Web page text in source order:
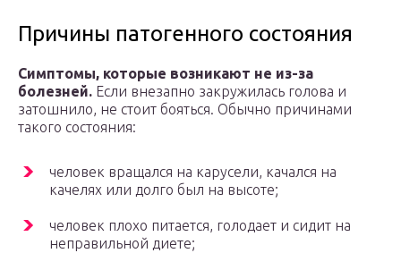
Причины патогенного состояния
Симптомы, которые возникают не из-за
болезней. Если внезапно закружилась голова и
затошнило, не стоит бояться. Обычно причинами
такого состояния:
человек вращался на карусели, качался на
качелях или долго был на высоте;
человек плохо питается, голодает и сидит на
неправильной диете;